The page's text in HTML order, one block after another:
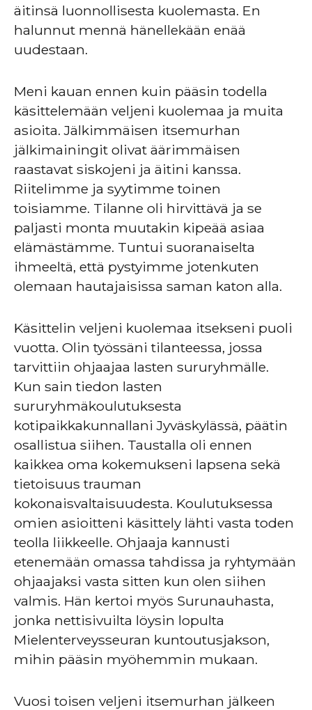
äitinsä luonnollisesta kuolemasta. En
halunnut mennä hänellekään enää
uudestaan.
Meni kauan ennen kuin pääsin todella
käsittelemään veljeni kuolemaa ja muita
asioita. Jälkimmäisen itsemurhan
jälkimainingit olivat äärimmäisen
raastavat siskojeni ja äitini kanssa.
Riitelimme ja syytimme toinen
toisiamme. Tilanne oli hirvittävä ja se
paljasti monta muutakin kipeää asiaa
elämästämme. Tuntui suoranaiselta
ihmeeltä, että pystyimme jotenkuten
olemaan hautajaisissa saman katon alla.
Käsittelin veljeni kuolemaa itsekseni puoli
vuotta. Olin työssäni tilanteessa, jossa
tarvittiin ohjaajaa lasten sururyhmälle.
Kun sain tiedon lasten
sururyhmäkoulutuksesta
kotipaikkakunnallani Jyväskylässä, päätin
osallistua siihen. Taustalla oli ennen
kaikkea oma kokemukseni lapsena sekä
tietoisuus trauman
kokonaisvaltaisuudesta. Koulutuksessa
omien asioitteni käsittely lähti vasta toden
teolla liikkeelle. Ohjaaja kannusti
etenemään omassa tahdissa ja ryhtymään
ohjaajaksi vasta sitten kun olen siihen
valmis. Hän kertoi myös Surunauhasta,
jonka nettisivuilta löysin lopulta
Mielenterveysseuran kuntoutusjakson,
mihin pääsin myöhemmin mukaan.
Vuosi toisen veljeni itsemurhan jälkeen